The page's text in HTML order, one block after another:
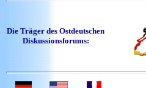
Die Träger des Ostdeutschen
Diskussionsforums: